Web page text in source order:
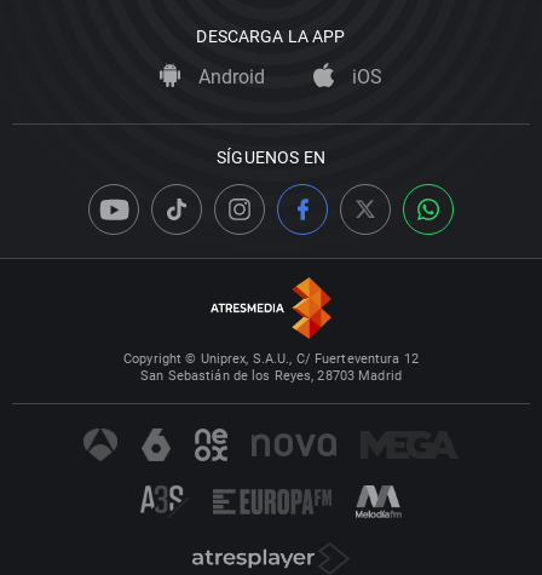
DESCARGA LA APP
Android iOS
SÍGUENOS EN
Copyright © Uniprex, S.A.U., C/ Fuerteventura 12
San Sebastián de los Reyes, 28703 Madrid